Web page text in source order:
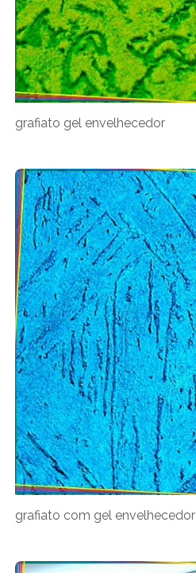
grafiato gel envelhecedor
grafiato com gel envelhecedor